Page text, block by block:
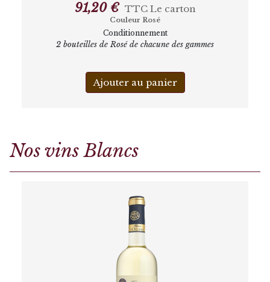
91,20 € TTCLe carton
Couleur Rosé
Conditionnement
2 bouteilles de Rosé de chacune des gammes
Ajouter au panier
Nos vins Blancs